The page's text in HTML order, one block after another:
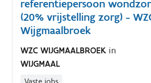
veranderingen;aanspreekpunt voor
en artsen;ondersteunen van
van administratieve taken.
referentiepersoon
(20% vrijstelling zorg) -
Wijgmaalbroek
WZC WIJGMAALBROEK in
WIJGMAAL
Vaste jobs